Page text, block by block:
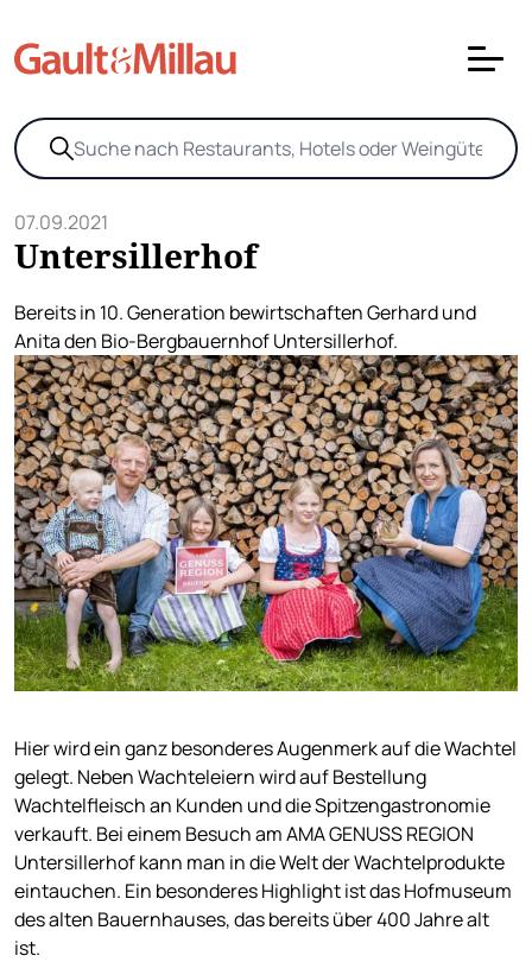
07.09.2021
Untersillerhof
Bereits in 10. Generation bewirtschaften Gerhard und
Anita den Bio-Bergbauernhof Untersillerhof.
Hier wird ein ganz besonderes Augenmerk auf die Wachtel
gelegt. Neben Wachteleiern wird auf Bestellung
Wachtelfleisch an Kunden und die Spitzengastronomie
verkauft. Bei einem Besuch am AMA GENUSS REGION
Untersillerhof kann man in die Welt der Wachtelprodukte
eintauchen. Ein besonderes Highlight ist das Hofmuseum
des alten Bauernhauses, das bereits über 400 Jahre alt
ist.